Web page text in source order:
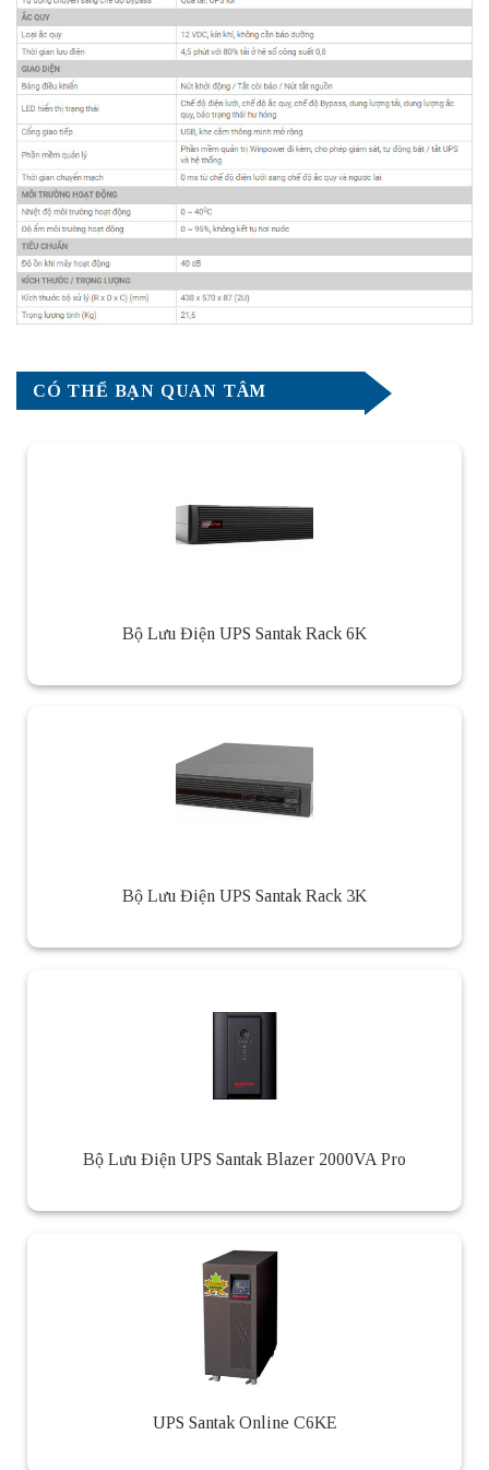
CÓ THỂ BẠN QUAN TÂM
Bộ Lưu Điện UPS Santak Rack 6K
Bộ Lưu Điện UPS Santak Rack 3K
Bộ Lưu Điện UPS Santak Blazer 2000VA Pro
UPS Santak Online C6KE